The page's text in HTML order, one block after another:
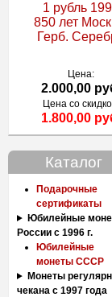
1 рубль
850 лет
Герб.
Цена:
2.000,00
Цена со
1.800,00
Каталог
Подарочные
сертификаты
Юбилейные
России с 1996 г.
Юбилейные
монеты СССР
Монеты
чекана с 1997 года